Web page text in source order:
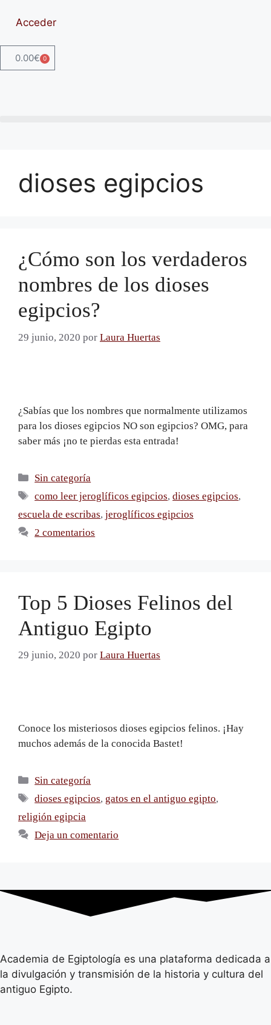
Acceder
0.00€ 0
dioses egipcios
¿Cómo son los verdaderos
nombres de los dioses
egipcios?
29 junio, 2020 por Laura Huertas
¿Sabías que los nombres que normalmente utilizamos
para los dioses egipcios NO son egipcios? OMG, para
saber más ¡no te pierdas esta entrada!
Sin categoría
como leer jeroglíficos egipcios,dioses egipcios,
escuela de escribas, jeroglíficos egipcios
2 comentarios
Top 5 Dioses Felinos del
Antiguo Egipto
29 junio, 2020 por Laura Huertas
Conoce los misteriosos dioses egipcios felinos. ¡Hay
muchos además de la conocida Bastet!
Sin categoría
dioses egipcios, gatos en el antiguo egipto,
religión egipcia
Deja un comentario
Academia de Egiptología es una plataforma dedicada a
la divulgación y transmisión de la historia y cultura del
antiguo Egipto.